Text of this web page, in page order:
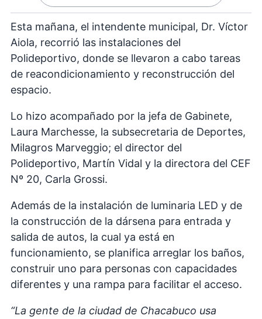
Esta mañana, el intendente municipal, Dr. Víctor
Aiola, recorrió las instalaciones del
Polideportivo, donde se llevaron a cabo tareas
de reacondicionamiento y reconstrucción del
espacio.
Lo hizo acompañado por la jefa de Gabinete,
Laura Marchesse, la subsecretaria de Deportes,
Milagros Marveggio; el director del
Polideportivo, Martín Vidal y la directora del CEF
Nº 20, Carla Grossi.
Además de la instalación de luminaria LED y de
la construcción de la dársena para entrada y
salida de autos, la cual ya está en
funcionamiento, se planifica arreglar los baños,
construir uno para personas con capacidades
diferentes y una rampa para facilitar el acceso.
“La gente de la ciudad de Chacabuco usa